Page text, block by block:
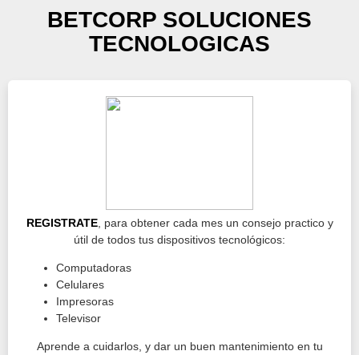
BETCORP SOLUCIONES
TECNOLOGICAS
REGISTRATE, para obtener cada mes un consejo practico y
útil de todos tus dispositivos tecnológicos:
Computadoras
Celulares
Impresoras
Televisor
Aprende a cuidarlos, y dar un buen mantenimiento en tu